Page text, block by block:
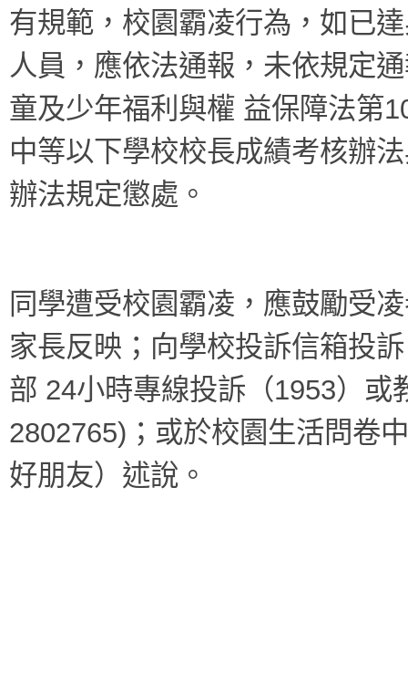
有規範，校園霸凌行為，如已
人員，應依法通報，未依規定
童及少年福利與權 益保障法第
中等以下學校校長成績考核辦
辦法規定懲處。
同學遭受校園霸凌，應鼓勵受
家長反映；向學校投訴信箱投
部 24小時專線投訴（1953）或
2802765)；或於校園生活問卷
好朋友）述說。